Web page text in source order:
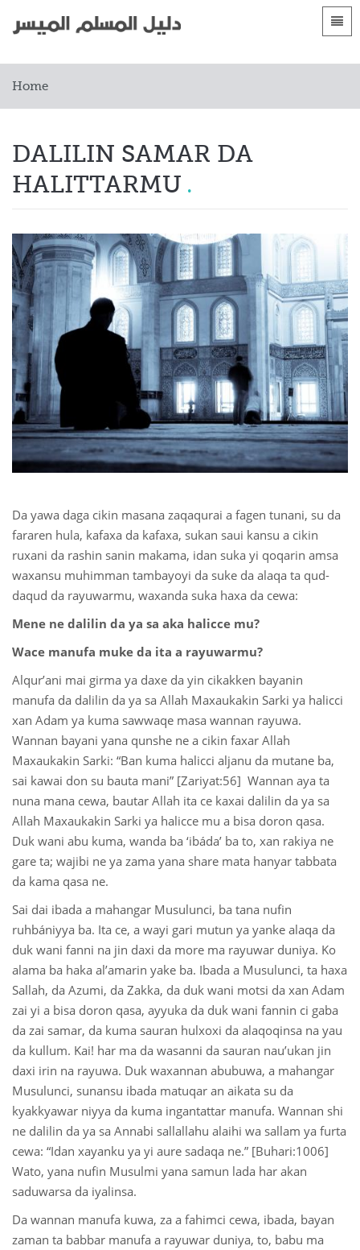
Gabatarwa
azərbaycan
Bosanski
English
Français
Hausa
Bahasa Indonesia
Қазақ
فارسی
Русский
Kiswahili
Türkçe
اردو
o'zbek
Home
DALILIN SAMAR DA
HALITTARMU
Da yawa daga cikin masana zaqaqurai a fagen tunani, su da
fararen hula, kafaxa da kafaxa, sukan saui kansu a cikin
ruxani da rashin sanin makama, idan suka yi qoqarin amsa
waxansu muhimman tambayoyi da suke da alaqa ta qud-
daqud da rayuwarmu, waxanda suka haxa da cewa:
Mene ne dalilin da ya sa aka halicce mu?
Wace manufa muke da ita a rayuwarmu?
Alqur’ani mai girma ya daxe da yin cikakken bayanin
manufa da dalilin da ya sa Allah Maxaukakin Sarki ya halicci
xan Adam ya kuma sawwaqe masa wannan rayuwa.
Wannan bayani yana qunshe ne a cikin faxar Allah
Maxaukakin Sarki: “Ban kuma halicci aljanu da mutane ba,
sai kawai don su bauta mani” [Zariyat:56] Wannan aya ta
nuna mana cewa, bautar Allah ita ce kaxai dalilin da ya sa
Allah Maxaukakin Sarki ya halicce mu a bisa doron qasa.
Duk wani abu kuma, wanda ba ‘ibáda’ ba to, xan rakiya ne
gare ta; wajibi ne ya zama yana share mata hanyar tabbata
da kama qasa ne.
Sai dai ibada a mahangar Musulunci, ba tana nufin
ruhbániyya ba. Ita ce, a wayi gari mutun ya yanke alaqa da
duk wani fanni na jin daxi da more ma rayuwar duniya. Ko
alama ba haka al’amarin yake ba. Ibada a Musulunci, ta haxa
Sallah, da Azumi, da Zakka, da duk wani motsi da xan Adam
zai yi a bisa doron qasa, ayyuka da duk wani fannin ci gaba
da zai samar, da kuma sauran hulxoxi da alaqoqinsa na yau
da kullum. Kai! har ma da wasanni da sauran nau’ukan jin
daxi irin na rayuwa. Duk waxannan abubuwa, a mahangar
Musulunci, sunansu ibada matuqar an aikata su da
kyakkyawar niyya da kuma ingantattar manufa. Wannan shi
ne dalilin da ya sa Annabi sallallahu alaihi wa sallam ya furta
cewa: “Idan xayanku ya yi aure sadaqa ne.” [Buhari:1006]
Wato, yana nufin Musulmi yana samun lada har akan
saduwarsa da iyalinsa.
Da wannan manufa kuwa, za a fahimci cewa, ibada, bayan
zaman ta babbar manufa a rayuwar duniya, to, babu ma